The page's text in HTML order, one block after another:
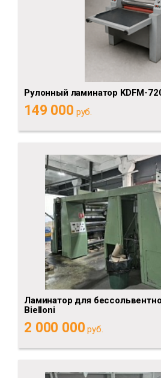
Рулонный ламинатор KDFM-
149 000 руб.
Ламинатор для
Bielloni
2 000 000 руб.